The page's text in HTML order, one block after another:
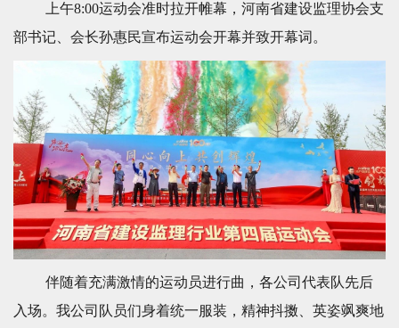
上午8:00运动会准时拉开帷幕， 河南省建设监理协会支
部书记、会长孙惠民宣布运动会开幕并致开幕词。
伴随着充满激情的运动员进行曲，各公司代表队先后
入场。我公司队员们身着统一服装，精神抖擞、英姿飒爽地